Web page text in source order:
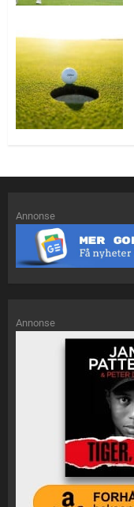
Annonse
Annonse